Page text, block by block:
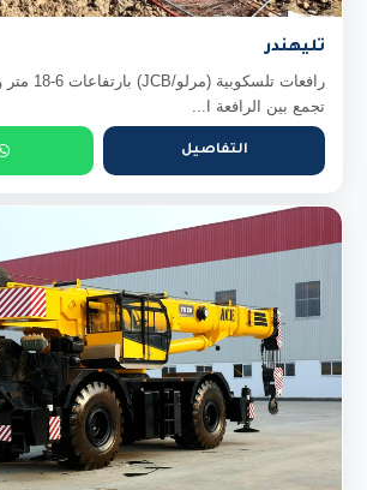
تليهندر
تجمع بين الرافعة ا...
التفاصيل